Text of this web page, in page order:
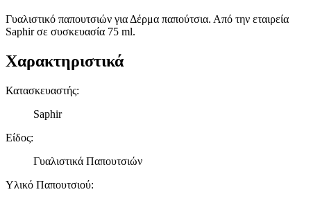
Γυαλιστικό παπουτσιών για Δέρμα παπούτσια. Από την εταιρεία
Saphir σε συσκευασία 75 ml.
Χαρακτηριστικά
Κατασκευαστής:
Saphir
Είδος:
Γυαλιστικά Παπουτσιών
Υλικό Παπουτσιού: